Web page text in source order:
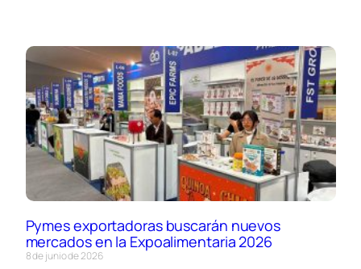
Pymes exportadoras buscarán nuevos
mercados en la Expoalimentaria 2026
8 de junio de 2026